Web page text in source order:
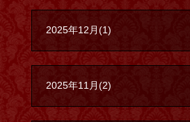
2025年12月(1)
2025年11月(2)